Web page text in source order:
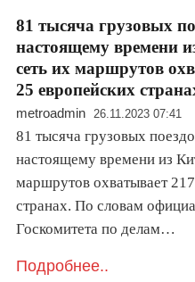
81 тысяча грузовых
настоящему времени
сеть их маршрутов
25 европейских
metroadmin 26.11.2023 07:41
81 тысяча грузовых
настоящему времени из
маршрутов охватывает
странах. По словам
Госкомитета по делам…
Подробнее..